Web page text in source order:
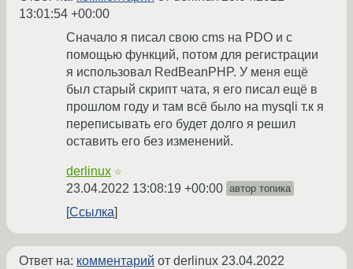
13:01:54 +00:00
Сначало я писал свою cms на PDO и с
помощью функций, потом для регистрации
я использовал RedBeanPHP. У меня ещё
был старый скрипт чата, я его писал ещё в
прошлом году и там всё было на mysqli т.к я
переписывать его будет долго я решил
оставить его без изменений.
derlinux ☆
23.04.2022 13:08:19 +00:00 автор топика
Ссылка
Ответ на: комментарий от derlinux 23.04.2022